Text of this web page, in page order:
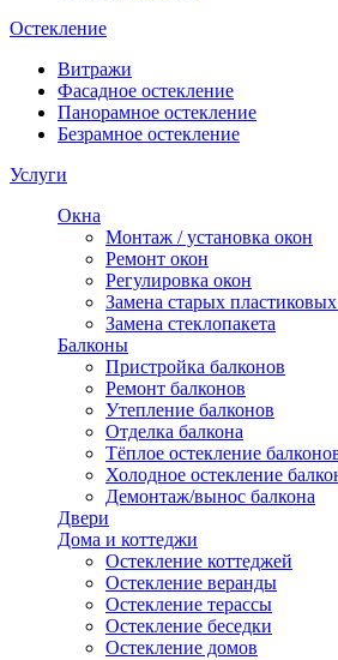
Остекление
Витражи
Фасадное остекление
Панорамное остекление
Безрамное остекление
Услуги
Окна
Монтаж / установка окон
Ремонт окон
Регулировка окон
Замена старых
Замена стеклопакета
Балконы
Пристройка балконов
Ремонт балконов
Утепление балконов
Отделка балкона
Тёплое остекление
Холодное остекление
Демонтаж/вынос балкона
Двери
Дома и коттеджи
Остекление коттеджей
Остекление веранды
Остекление терассы
Остекление беседки
Остекление домов